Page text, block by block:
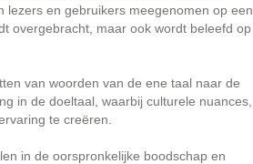
lezers en gebruikers meegenomen op een
overgebracht, maar ook wordt beleefd op
van woorden van de ene taal naar de
in de doeltaal, waarbij culturele nuances,
te creëren.
in de oorspronkelijke boodschap en